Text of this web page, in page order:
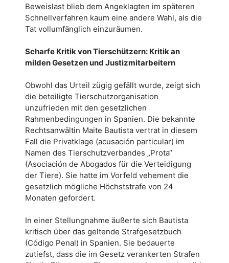
Beweislast blieb dem Angeklagten im späteren
Schnellverfahren kaum eine andere Wahl, als die
Tat vollumfänglich einzuräumen.
Scharfe Kritik von Tierschützern: Kritik an
milden Gesetzen und Justizmitarbeitern
Obwohl das Urteil zügig gefällt wurde, zeigt sich
die beteiligte Tierschutzorganisation
unzufrieden mit den gesetzlichen
Rahmenbedingungen in Spanien. Die bekannte
Rechtsanwältin Maite Bautista vertrat in diesem
Fall die Privatklage (acusación particular) im
Namen des Tierschutzverbandes „Prota“
(Asociación de Abogados für die Verteidigung
der Tiere). Sie hatte im Vorfeld vehement die
gesetzlich mögliche Höchststrafe von 24
Monaten gefordert.
In einer Stellungnahme äußerte sich Bautista
kritisch über das geltende Strafgesetzbuch
(Código Penal) in Spanien. Sie bedauerte
zutiefst, dass die im Gesetz verankerten Strafen